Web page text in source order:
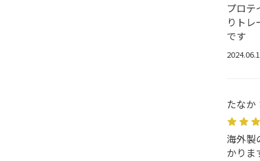
プロテ
りト
です
たなか
海外製
かりま